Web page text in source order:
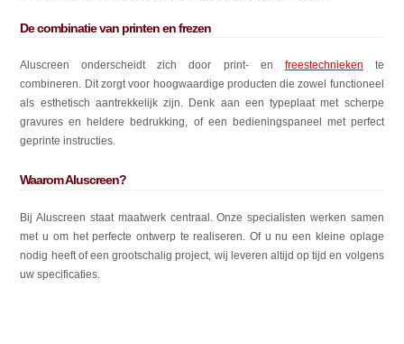
De combinatie van printen en frezen
Aluscreen onderscheidt zich door print- en freestechnieken te
combineren. Dit zorgt voor hoogwaardige producten die zowel functioneel
als esthetisch aantrekkelijk zijn. Denk aan een typeplaat met scherpe
gravures en heldere bedrukking, of een bedieningspaneel met perfect
geprinte instructies.
Waarom Aluscreen?
Bij Aluscreen staat maatwerk centraal. Onze specialisten werken samen
met u om het perfecte ontwerp te realiseren. Of u nu een kleine oplage
nodig heeft of een grootschalig project, wij leveren altijd op tijd en volgens
uw specificaties.